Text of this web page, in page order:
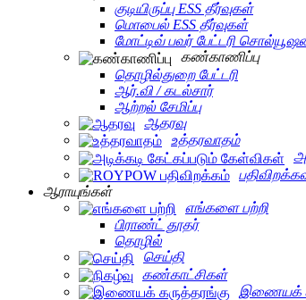
குடியிருப்பு ESS தீர்வுகள்
மொபைல் ESS தீர்வுகள்
மோட்டிவ் பவர் பேட்டரி
கண்காணிப்பு
தொழில்துறை பேட்டரி
ஆர்.வி / கடல்சார்
ஆற்றல் சேமிப்பு
ஆதரவு
உத்தரவாதம்
ஆராயுங்கள்
எங்களை பற்றி
பிராண்ட் தூதர்
தொழில்
செய்தி
கண்காட்சிகள்
இணையக்